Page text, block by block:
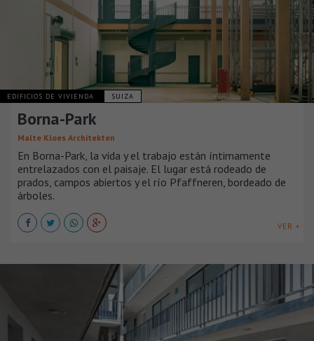
EDIFICIOS DE VIVIENDA SUIZA
Borna-Park
Malte Kloes Architekten
En Borna-Park, la vida y el trabajo están íntimamente
entrelazados con el paisaje. El lugar está rodeado de
prados, campos abiertos y el río Pfaffneren, bordeado de
árboles.
VER +